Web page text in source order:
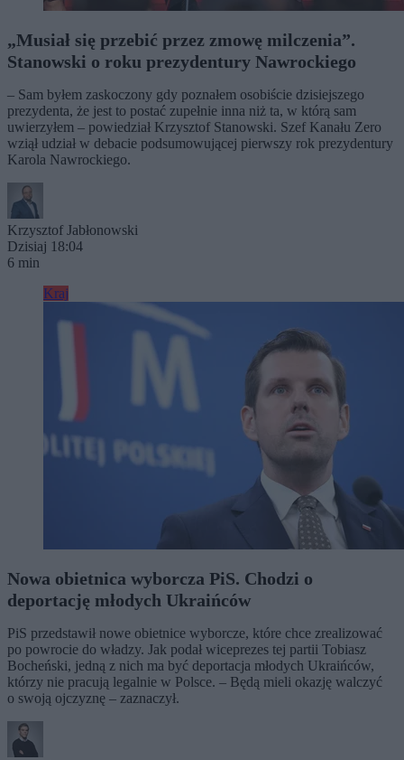
„Musiał się przebić przez zmowę milczenia”.
Stanowski o roku prezydentury Nawrockiego
– Sam byłem zaskoczony gdy poznałem osobiście dzisiejszego
prezydenta, że jest to postać zupełnie inna niż ta, w którą sam
uwierzyłem – powiedział Krzysztof Stanowski. Szef Kanału Zero
wziął udział w debacie podsumowującej pierwszy rok prezydentury
Karola Nawrockiego.
Krzysztof Jabłonowski
Dzisiaj 18:04
6 min
Kraj
Nowa obietnica wyborcza PiS. Chodzi o
deportację młodych Ukraińców
PiS przedstawił nowe obietnice wyborcze, które chce zrealizować
po powrocie do władzy. Jak podał wiceprezes tej partii Tobiasz
Bocheński, jedną z nich ma być deportacja młodych Ukraińców,
którzy nie pracują legalnie w Polsce. – Będą mieli okazję walczyć
o swoją ojczyznę – zaznaczył.